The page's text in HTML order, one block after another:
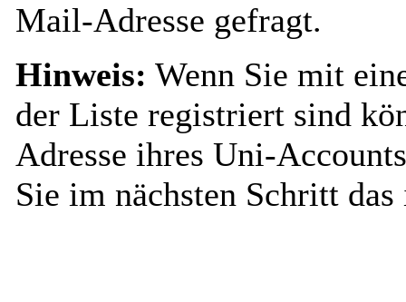
Mail-Adresse gefragt.
Hinweis: Wenn Sie mit
der Liste registriert sind
Adresse ihres Uni-
Sie im nächsten Schritt